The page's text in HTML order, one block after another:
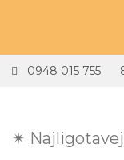
✴
0948 015 755